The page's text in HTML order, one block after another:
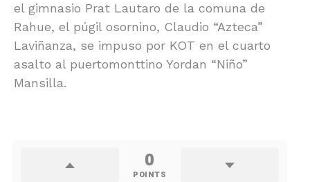
el gimnasio Prat Lautaro de la comuna de
Rahue, el púgil osornino, Claudio “Azteca”
Laviñanza, se impuso por KOT en el cuarto
asalto al puertomonttino Yordan “Niño”
Mansilla.
0
POINTS